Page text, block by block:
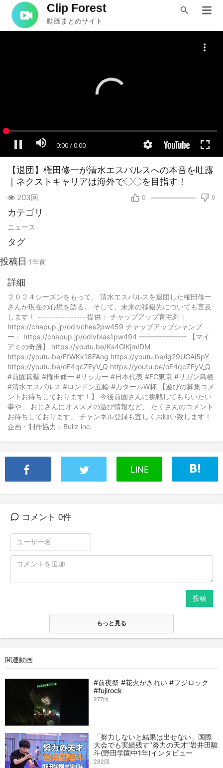
Clip Forest
動画まとめサイト
【退団】権田修一が清水エスパルスへの本音を吐露
｜ネクストキャリアは海外で〇〇を目指す！
0 0
203回
カテゴリ
ニュース
タグ
投稿日 1年前
詳細
２０２４シーズンをもって、 清水エスパルスを退団した権田修一
さんが現在の心境を語る。 そして、未来の移籍先についても言及
します！ ---------------- 提供： チャップアップ育毛剤：
https://chapup.jp/odlvches2pw459 チャップアップシャンプ
ー： https://chapup.jp/odlvblas1pw494 ---------------- 【マイ
アミの奇跡】 https://youtu.be/Ks4GlKjmIDM
https://youtu.be/FfWKk18FAog https://youtu.be/ig29UGAi5pY
https://youtu.be/oE4qcZEyV_Q https://youtu.be/oE4qcZEyV_Q
#前園真聖 #権田修一 #サッカー #日本代表 #FC東京 #サガン鳥栖
#清水エスパルス #ロンドン五輪 #カタールW杯 【遊びの募集コメ
ントお待ちしております！】 今後前園さんに挑戦してもらいたい
事や、 おじさんにオススメの遊び情報など、 たくさんのコメント
お待ちしております。 チャンネル登録も宜しくお願い致します！
企画・制作協力：Bullz inc.
LINE
コメント 0件
投稿
もっと見る
関連動画
#前夜祭 #花火がきれい #フジロック
#fujirock
277回
「努力しないと結果は出せない」国際
大会でも実績残す“努力の天才”岩井田駿
斗(野田学園中1年)インタビュー
282回